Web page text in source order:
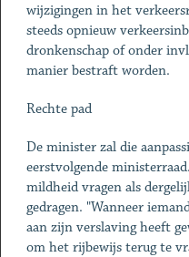
wijzigingen in het
steeds opnieuw
dronkenschap of onder
manier bestraft worden.
Rechte pad
De minister zal die
eerstvolgende
mildheid vragen als
gedragen. "Wanneer
aan zijn verslaving heeft
om het rijbewijs terug te